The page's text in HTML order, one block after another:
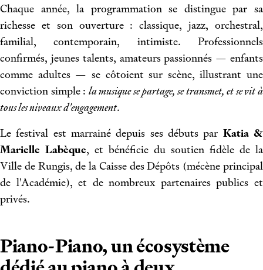
Chaque année, la programmation se distingue par sa
richesse et son ouverture : classique, jazz, orchestral,
familial, contemporain, intimiste. Professionnels
confirmés, jeunes talents, amateurs passionnés — enfants
comme adultes — se côtoient sur scène, illustrant une
conviction simple : la musique se partage, se transmet, et se vit à
tous les niveaux d'engagement.
Le festival est marrainé depuis ses débuts par Katia &
Marielle Labèque, et bénéficie du soutien fidèle de la
Ville de Rungis, de la Caisse des Dépôts (mécène principal
de l'Académie), et de nombreux partenaires publics et
privés.
Piano-Piano, un écosystème